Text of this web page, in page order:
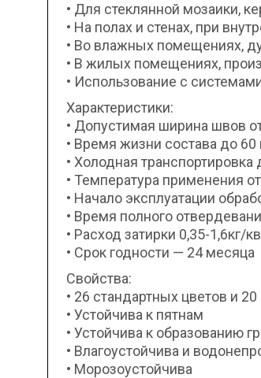
• Для стеклянной мозаики,
• На полах и стенах, при
• Во влажных помещениях,
• В жилых помещениях,
• Использование с
Характеристики:
• Допустимая ширина швов
• Время жизни состава до 60
• Холодная транспортировка
• Температура применения
• Начало эксплуатации
• Время полного
• Расход затирки 0,35-1,6кг/
• Срок годности — 24 месяца
Свойства:
• 26 стандартных цветов и
• Устойчива к пятнам
• Устойчива к образованию
• Влагоустойчива и
• Морозоустойчива